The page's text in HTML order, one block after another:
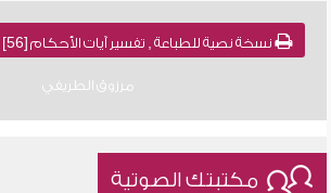
مرزوق الطريفي
مكتبتك الصوتية